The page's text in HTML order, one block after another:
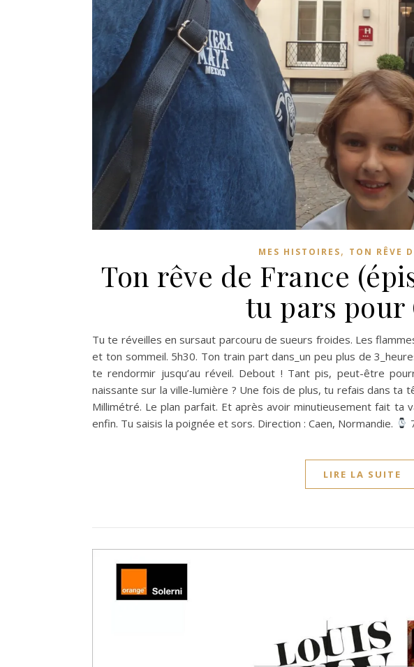
MES HISTOIRES, TON RÊVE
Ton rêve de France
tu pars pour
Tu te réveilles en sursaut parcouru de sueurs froides. Les
et ton sommeil. 5h30. Ton train part dans_un peu plus de
te rendormir jusqu’au réveil. Debout ! Tant pis, peut-être
naissante sur la ville-lumière ? Une fois de plus, tu refais dans ta
Millimétré. Le plan parfait. Et après avoir minutieusement fait ta
enfin. Tu saisis la poignée et sors. Direction : Caen, Normandie.
LIRE LA SUITE